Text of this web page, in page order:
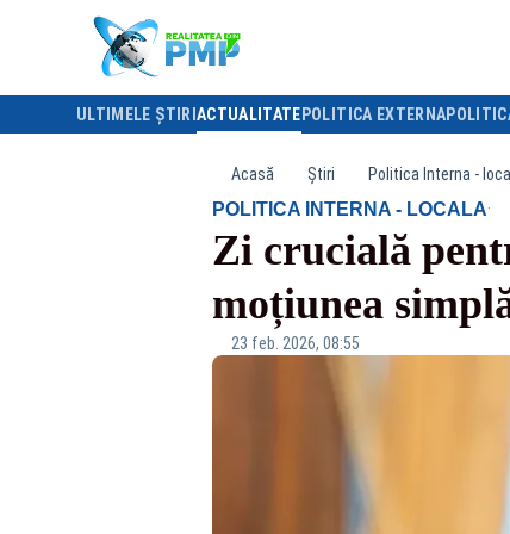
ULTIMELE ȘTIRI ACTUALITATE POLITICA EXTERNA
Acasă Știri Politica Interna -
POLITICA INTERNA - LOCALA·
Zi crucială
moțiunea
23 feb. 2026, 08:55